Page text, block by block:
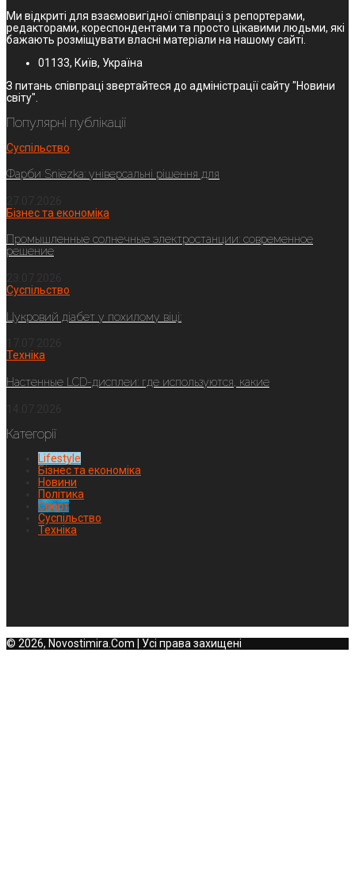
Ми відкриті для взаємовигідної співпраці з репортерами,
редакторами, кореспондентами та просто цікавими людьми, які
бажають розміщувати власні матеріали на нашому сайті.
01133, Київ, Україна
З питань співпраці звертайтеся до адміністрації сайту "Новини
світу".
Популярні публікації
Суспільство
Фарби Sniezka: універсальні рішення для
Бізнес та економіка
Промышленные солнечные электростанции: современное
решение
Суспільство
Цукровий діабет у похилому віці:
Техніка
Настенные LCD-дисплеи: где используются, какие
Категорії
Lifestyle
Бізнес та економіка
Новини
Політика
Спорт
Суспільство
Техніка
© 2026, Novostimira.Com | Усі права захищені